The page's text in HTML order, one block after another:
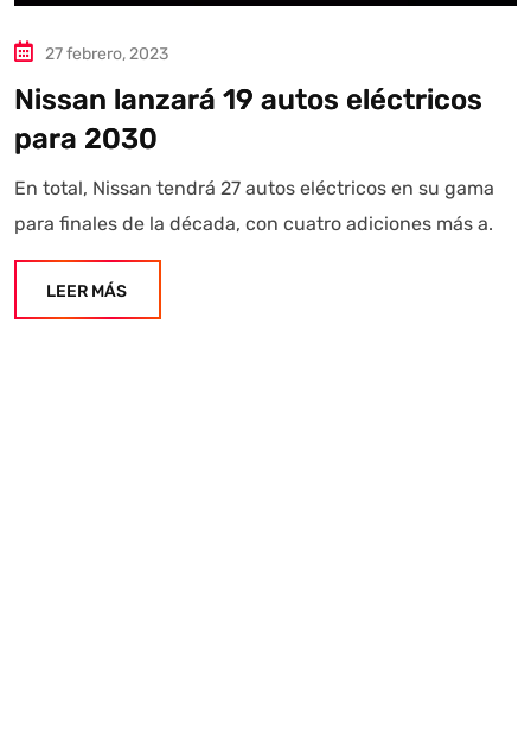
27 febrero, 2023
Nissan lanzará 19 autos eléctricos
para 2030
En total, Nissan tendrá 27 autos eléctricos en su gama
para finales de la década, con cuatro adiciones más a.
LEER MÁS